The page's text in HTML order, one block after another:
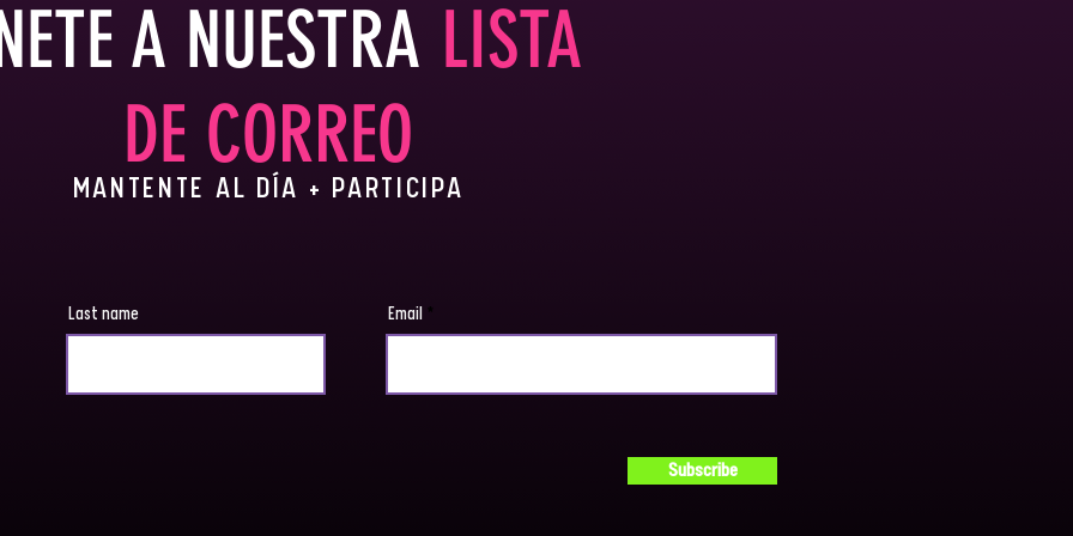
A NUESTRA LISTA
DE CORREO
MANTENTE AL DÍA + PARTICIPA
Last name Email
Subscribe